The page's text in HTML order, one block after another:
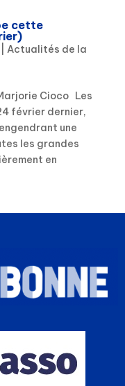
cette
Actualités de la
Cioco Les
février dernier,
une
les grandes
en